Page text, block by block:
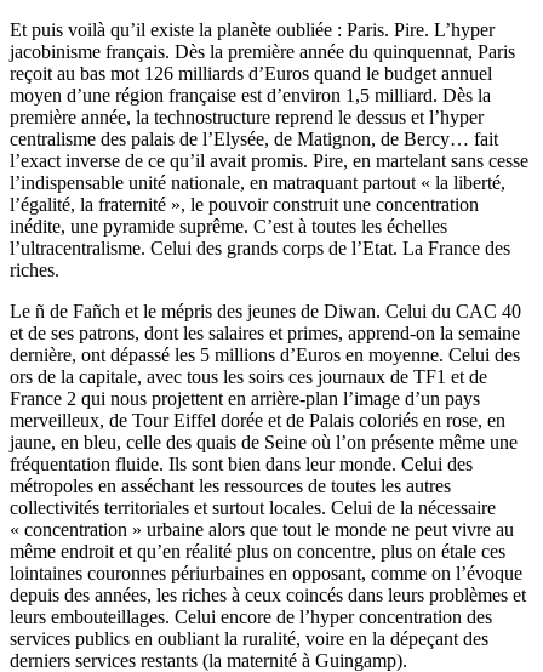
Et puis voilà qu’il existe la planète oubliée : Paris. Pire. L’hyper
jacobinisme français. Dès la première année du quinquennat, Paris
reçoit au bas mot 126 milliards d’Euros quand le budget annuel
moyen d’une région française est d’environ 1,5 milliard. Dès la
première année, la technostructure reprend le dessus et l’hyper
centralisme des palais de l’Elysée, de Matignon, de Bercy… fait
l’exact inverse de ce qu’il avait promis. Pire, en martelant sans cesse
l’indispensable unité nationale, en matraquant partout « la liberté,
l’égalité, la fraternité », le pouvoir construit une concentration
inédite, une pyramide suprême. C’est à toutes les échelles
l’ultracentralisme. Celui des grands corps de l’Etat. La France des
riches.
Le ñ de Fañch et le mépris des jeunes de Diwan. Celui du CAC 40
et de ses patrons, dont les salaires et primes, apprend-on la semaine
dernière, ont dépassé les 5 millions d’Euros en moyenne. Celui des
ors de la capitale, avec tous les soirs ces journaux de TF1 et de
France 2 qui nous projettent en arrière-plan l’image d’un pays
merveilleux, de Tour Eiffel dorée et de Palais coloriés en rose, en
jaune, en bleu, celle des quais de Seine où l’on présente même une
fréquentation fluide. Ils sont bien dans leur monde. Celui des
métropoles en asséchant les ressources de toutes les autres
collectivités territoriales et surtout locales. Celui de la nécessaire
« concentration » urbaine alors que tout le monde ne peut vivre au
même endroit et qu’en réalité plus on concentre, plus on étale ces
lointaines couronnes périurbaines en opposant, comme on l’évoque
depuis des années, les riches à ceux coincés dans leurs problèmes et
leurs embouteillages. Celui encore de l’hyper concentration des
services publics en oubliant la ruralité, voire en la dépeçant des
derniers services restants (la maternité à Guingamp).